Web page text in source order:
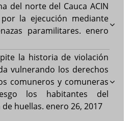
del norte del Cauca ACIN
la ejecución mediante
paramilitares. enero
la historia de violación
vulnerando los derechos
comuneros y comuneras
los habitantes del
huellas. enero 26, 2017